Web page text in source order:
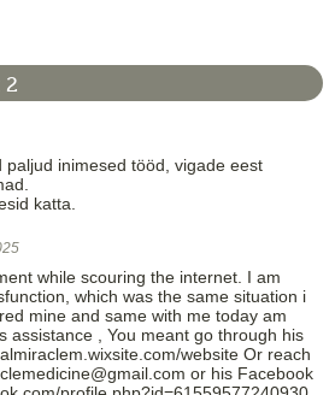
2
inimesed tööd, vigade eest
katta.
while scouring the internet. I am
which was the same situation i
mine and same with me today am
assistance , You meant go through his
website Or reach
or his Facebook